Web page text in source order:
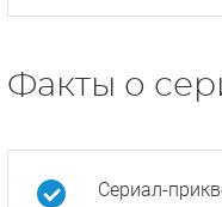
Факты о
Сериал-